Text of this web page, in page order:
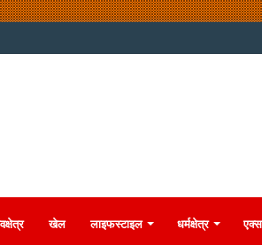
खेल लाइफस्टाइल धर्मक्षेत्र